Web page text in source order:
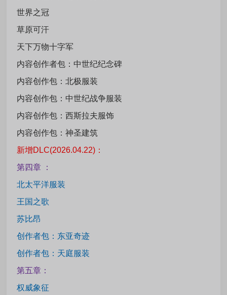
世界之冠
草原可汗
天下万物十字军
内容创作者包：中世纪纪念碑
内容创作包：北极服装
内容创作包：中世纪战争服装
内容创作包：西斯拉夫服饰
内容创作包：神圣建筑
新增DLC(2026.04.22)：
第四章 ：
北太平洋服装
王国之歌
苏比昂
创作者包：东亚奇迹
创作者包：天庭服装
第五章：
权威象征